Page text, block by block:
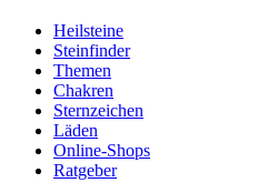
Heilsteine
Steinfinder
Themen
Chakren
Sternzeichen
Läden
Online-Shops
Ratgeber